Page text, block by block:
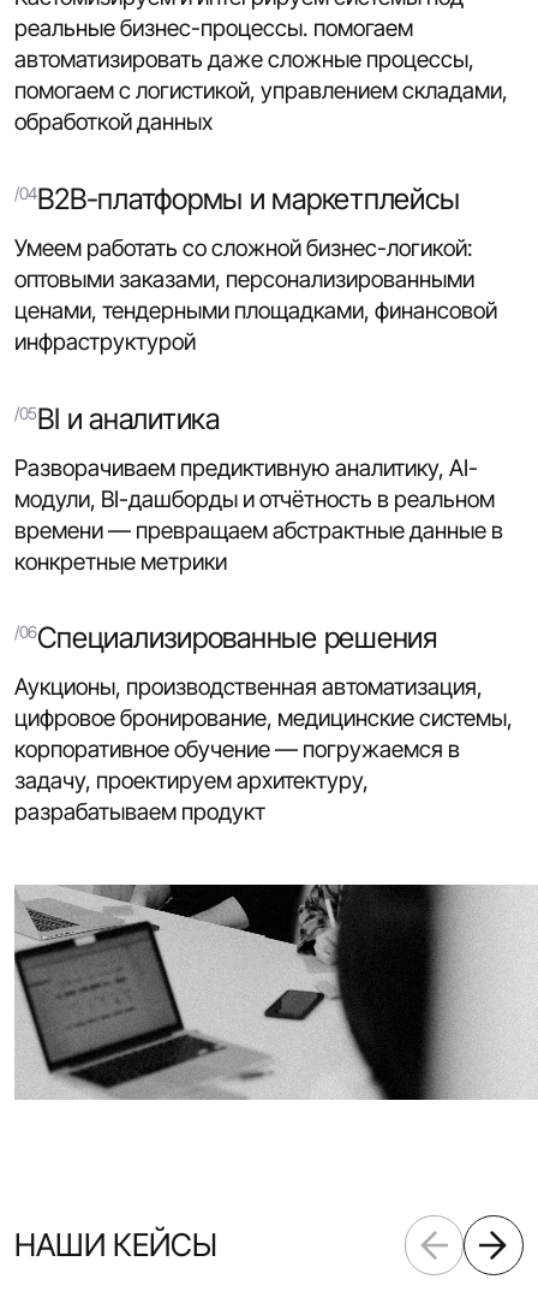
реальные бизнес-процессы. помогаем
автоматизировать даже сложные процессы,
помогаем с логистикой, управлением складами,
обработкой данных
B2B-платформы и маркетплейсы
Умеем работать со сложной бизнес-логикой:
оптовыми заказами, персонализированными
ценами, тендерными площадками, финансовой
инфраструктурой
BI и аналитика
Разворачиваем предиктивную аналитику, AI-
модули, BI-дашборды и отчётность в реальном
времени — превращаем абстрактные данные в
конкретные метрики
Специализированные решения
Аукционы, производственная автоматизация,
цифровое бронирование, медицинские системы,
корпоративное обучение — погружаемся в
задачу, проектируем архитектуру,
разрабатываем продукт
НАШИ КЕЙСЫ